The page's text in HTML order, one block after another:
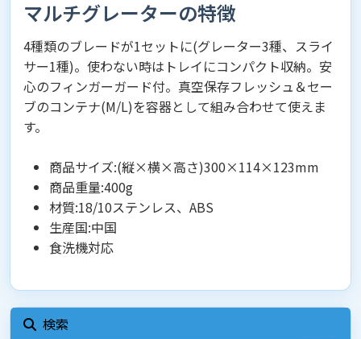
マルチグレーターの特徴
4種類のブレードが1セットに(グレーター3種、スライ
サー1種)。使わない時はトレイにコンパクト収納。安
心のフィンガーガード付。真空保存フレッシュ＆セー
ブのコンテナ(M/L)を容器として組み合わせて使えま
す。
商品サイズ:(縦×横×高さ)300×114×123mm
商品重量:400g
材質:18/10ステンレス、ABS
生産国:中国
食洗機対応
検索